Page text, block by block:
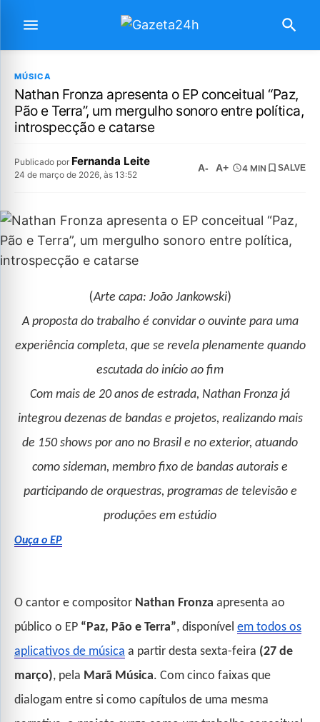
MÚSICA
Nathan Fronza apresenta o EP conceitual “Paz,
Pão e Terra”, um mergulho sonoro entre política,
introspecção e catarse
Publicado por Fernanda Leite
24 de março de 2026, às 13:52
A- A+ 4 MIN SALVE
(Arte capa: João Jankowski)
A proposta do trabalho é convidar o ouvinte para uma
experiência completa, que se revela plenamente quando
escutada do início ao fim
Com mais de 20 anos de estrada, Nathan Fronza já
integrou dezenas de bandas e projetos, realizando mais
de 150 shows por ano no Brasil e no exterior, atuando
como sideman, membro fixo de bandas autorais e
participando de orquestras, programas de televisão e
produções em estúdio
Ouça o EP
O cantor e compositor Nathan Fronza apresenta ao
público o EP “Paz, Pão e Terra”, disponível em todos os
aplicativos de música a partir desta sexta-feira (27 de
março), pela Marã Música. Com cinco faixas que
dialogam entre si como capítulos de uma mesma